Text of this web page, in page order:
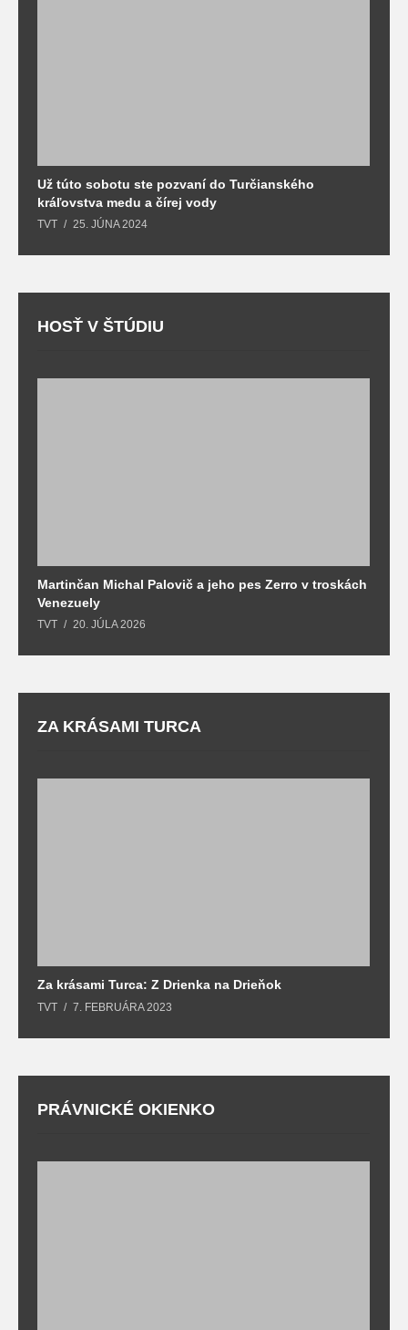
Už túto sobotu ste pozvaní do Turčianského
kráľovstva medu a čírej vody
TVT 25. JÚNA 2024
HOSŤ V ŠTÚDIU
Martinčan Michal Palovič a jeho pes Zerro v troskách
Venezuely
TVT 20. JÚLA 2026
ZA KRÁSAMI TURCA
Za krásami Turca: Z Drienka na Drieňok
TVT 7. FEBRUÁRA 2023
PRÁVNICKÉ OKIENKO